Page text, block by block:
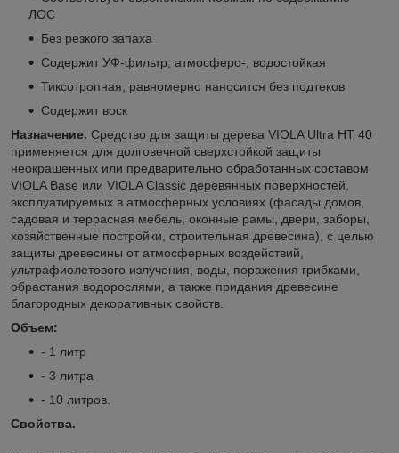
ЛОС
Без резкого запаха
Содержит УФ-фильтр, атмосферо-, водостойкая
Тиксотропная, равномерно наносится без подтеков
Содержит воск
Назначение. Средство для защиты дерева VIOLA Ultra HT 40
применяется для долговечной сверхстойкой защиты
неокрашенных или предварительно обработанных составом
VIOLA Base или VIOLA Classic деревянных поверхностей,
эксплуатируемых в атмосферных условиях (фасады домов,
садовая и террасная мебель, оконные рамы, двери, заборы,
хозяйственные постройки, строительная древесина), с целью
защиты древесины от атмосферных воздействий,
ультрафиолетового излучения, воды, поражения грибками,
обрастания водорослями, а также придания древесине
благородных декоративных свойств.
Объем:
- 1 литр
- 3 литра
- 10 литров.
Свойства.